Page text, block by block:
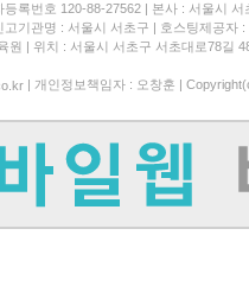
등록번호 120-88-27562
본사 : 서울시
고기관명 : 서울시 서초구
호스팅제공자
원 | 위치 : 서울시 서초구 서초대로78길
| 개인정보책임자 : 오창훈 |